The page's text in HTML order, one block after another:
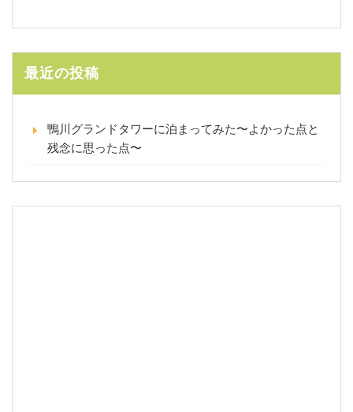
最近の投稿
鴨川グランドタワーに泊まってみた〜よかった点と
残念に思った点〜